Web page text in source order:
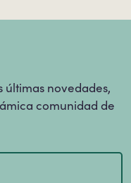
novedades,
comunidad de